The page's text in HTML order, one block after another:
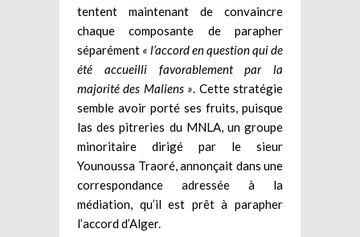
tentent maintenant de convaincre
chaque composante de parapher
séparément « l’accord en question qui de
été accueilli favorablement par la
majorité des Maliens » . Cette stratégie
semble avoir porté ses fruits, puisque
las des pitreries du MNLA, un groupe
minoritaire dirigé par le sieur
Younoussa Traoré, annonçait dans une
correspondance adressée à la
médiation, qu’il est prêt à parapher
l’accord d’Alger.